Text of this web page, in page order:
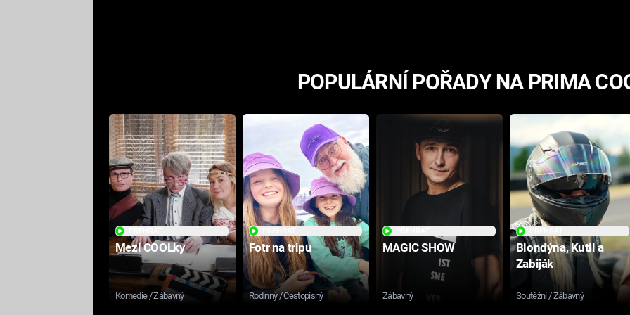
POPULÁRNÍ POŘADY NA PRIMA
Mezi COOLky
Komedie / Zábavný
Fotr na tripu
Rodinný / Cestopisný
MAGIC SHOW
Zábavný
Blondýna, Kutil a
Zabiják
Soutěžní / Zábavný